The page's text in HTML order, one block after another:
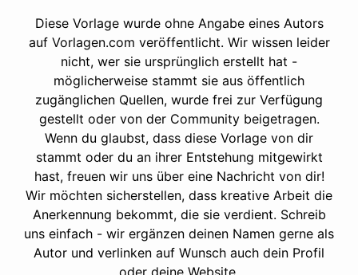
Diese Vorlage wurde ohne Angabe eines Autors
auf Vorlagen.com veröffentlicht. Wir wissen leider
nicht, wer sie ursprünglich erstellt hat -
möglicherweise stammt sie aus öffentlich
zugänglichen Quellen, wurde frei zur Verfügung
gestellt oder von der Community beigetragen.
Wenn du glaubst, dass diese Vorlage von dir
stammt oder du an ihrer Entstehung mitgewirkt
hast, freuen wir uns über eine Nachricht von dir!
Wir möchten sicherstellen, dass kreative Arbeit die
Anerkennung bekommt, die sie verdient. Schreib
uns einfach - wir ergänzen deinen Namen gerne als
Autor und verlinken auf Wunsch auch dein Profil
oder deine Website.